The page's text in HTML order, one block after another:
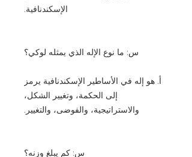
الإسكندنافية.
س: ما نوع الإله الذي يمثله لوكي؟
أ. هو إله في الأساطير الإسكندنافية يرمز
إلى الحكمة، وتغيير الشكل،
والاستراتيجية، والفوضى، والتغيير.
س: كم يبلغ وزنه؟